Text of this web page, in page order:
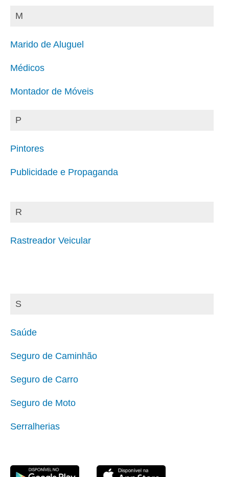
M
Marido de Aluguel
Médicos
Montador de Móveis
P
Pintores
Publicidade e Propaganda
R
Rastreador Veicular
S
Saúde
Seguro de Caminhão
Seguro de Carro
Seguro de Moto
Serralherias